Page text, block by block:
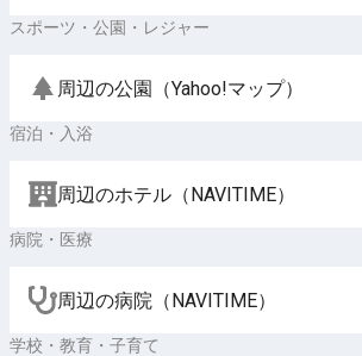
スポーツ・公園・レジャー
周辺の公園（Yahoo!マップ）
宿泊・入浴
周辺のホテル（NAVITIME）
病院・医療
周辺の病院（NAVITIME）
学校・教育・子育て